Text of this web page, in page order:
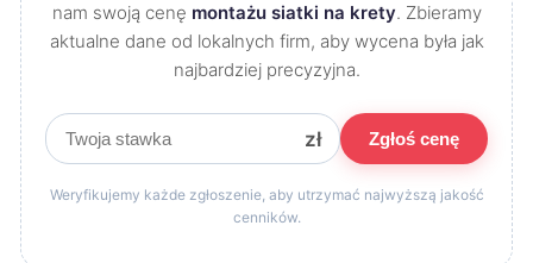
nam swoją cenę montażu siatki na krety. Zbieramy
aktualne dane od lokalnych firm, aby wycena była jak
najbardziej precyzyjna.
zł Zgłoś cenę
Weryfikujemy każde zgłoszenie, aby utrzymać najwyższą jakość
cenników.